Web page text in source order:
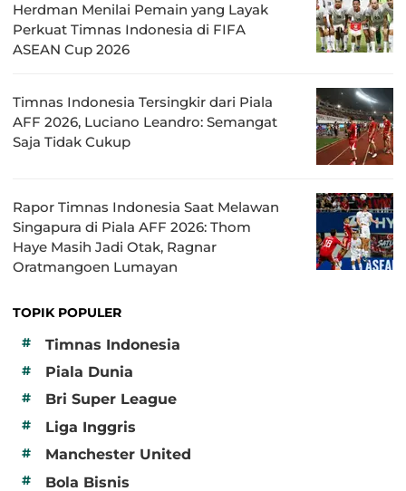
Herdman Menilai Pemain yang Layak
Perkuat Timnas Indonesia di FIFA
ASEAN Cup 2026
Timnas Indonesia Tersingkir dari Piala
AFF 2026, Luciano Leandro: Semangat
Saja Tidak Cukup
Rapor Timnas Indonesia Saat Melawan
Singapura di Piala AFF 2026: Thom
Haye Masih Jadi Otak, Ragnar
Oratmangoen Lumayan
TOPIK POPULER
#
Timnas Indonesia
# Piala Dunia
# Bri Super League
# Liga Inggris
# Manchester United
# Bola Bisnis